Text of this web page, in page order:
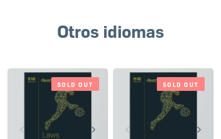
Otros idiomas
SOLD OUT SOLD OUT